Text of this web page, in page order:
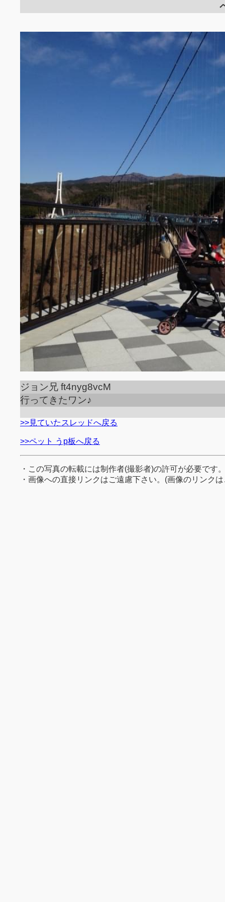
ジョン兄 ft4nyg8vcM
行ってきたワン♪
>>見ていたスレッドへ戻る
>>ペット うp板へ戻る
・この写真の転載には制作者(撮影者)の許可が必要です
・画像への直接リンクはご遠慮下さい。(画像のリンク